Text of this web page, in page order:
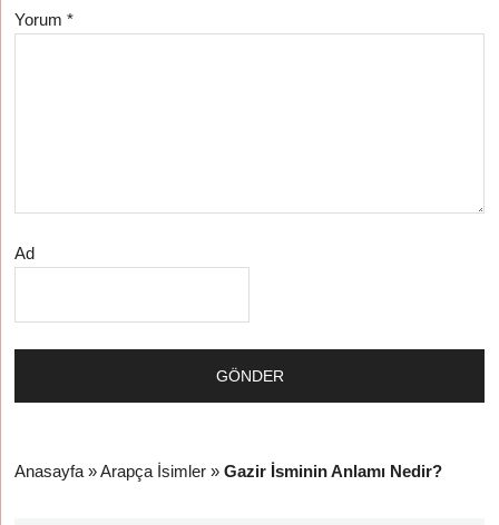
Yorum*
Ad
Anasayfa »Arapça İsimler »Gazir İsminin Anlamı Nedir?